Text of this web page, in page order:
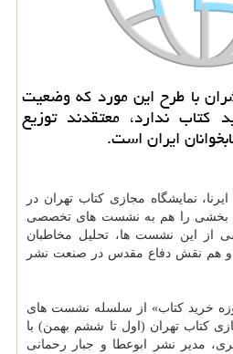
با طرح این مورد که وضعیت
کتاب ندارد، معتقدند توزیع
ایران است.
نمایشگاه مجازی کتاب تهران در
بخشی را هم به نشست های تخصصی
از این نشست ها، تحلیل مخاطبان
و هم نقش دفاع مقدس در صنعت نشر
خرید کتاب» از سلسله نشست های
کتاب تهران (اول تا ششم بهمن) با
مدیر نشر ابوعطا و جبار رحمانی